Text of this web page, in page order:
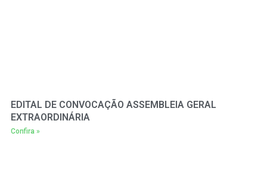
EDITAL DE CONVOCAÇÃO ASSEMBLEIA GERAL
EXTRAORDINÁRIA
Confira »